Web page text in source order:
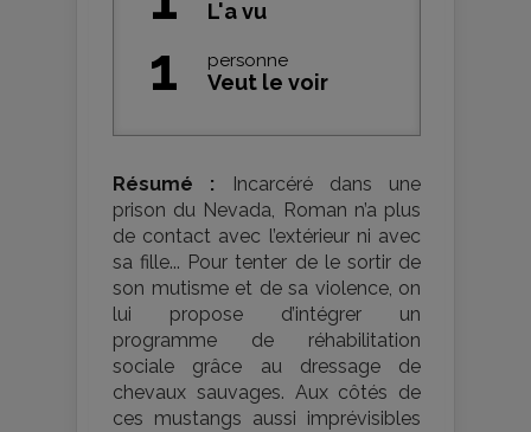
L'a vu
1 personne
Veut le voir
Résumé : Incarcéré dans une
prison du Nevada, Roman n’a plus
de contact avec l’extérieur ni avec
sa fille... Pour tenter de le sortir de
son mutisme et de sa violence, on
lui propose d’intégrer un
programme de réhabilitation
sociale grâce au dressage de
chevaux sauvages. Aux côtés de
ces mustangs aussi imprévisibles